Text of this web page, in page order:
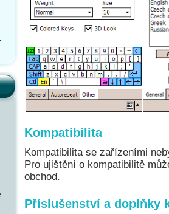
Kompatibilita
Kompatibilita se zařízeními
Pro ujištění o kompatibilitě
obchod.
Příslušenství a doplňky